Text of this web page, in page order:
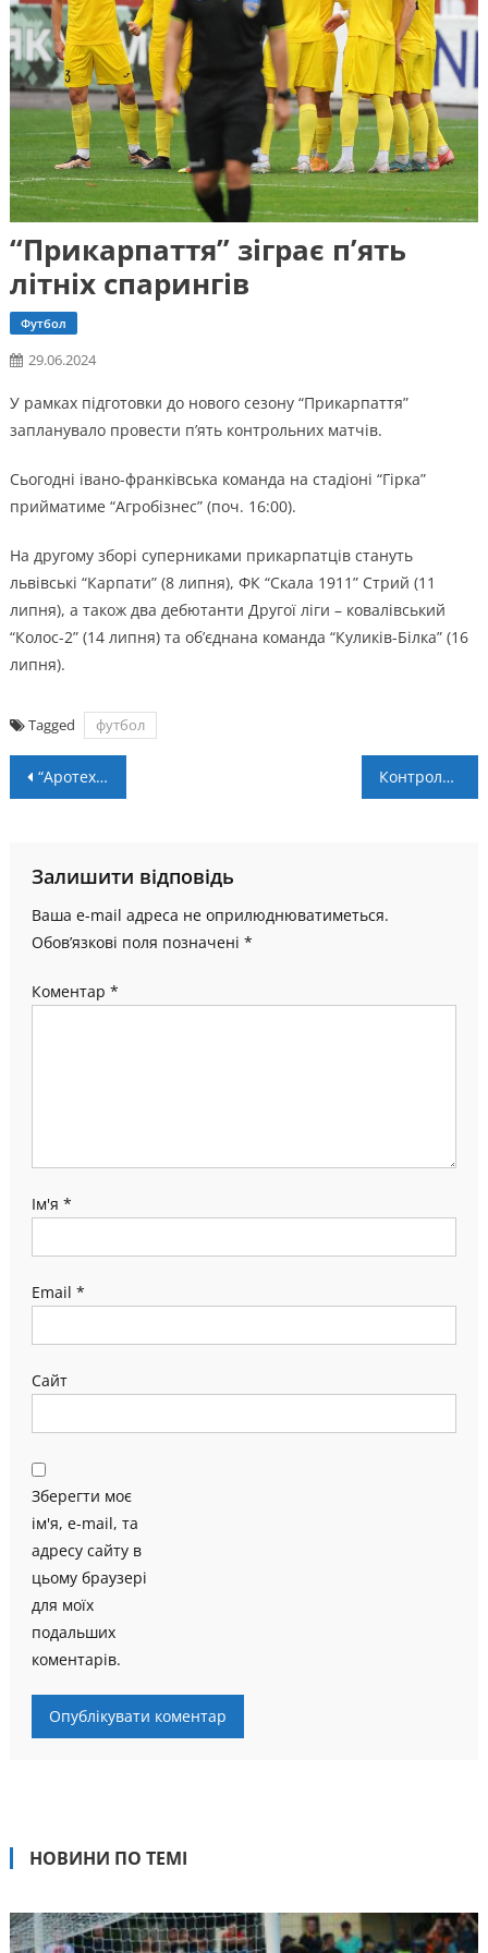
“Прикарпаття” зіграє п’ять
літніх спарингів
Футбол
29.06.2024
У рамках підготовки до нового сезону “Прикарпаття”
запланувало провести п’ять контрольних матчів.
Сьогодні івано-франківська команда на стадіоні “Гірка”
прийматиме “Агробізнес” (поч. 16:00).
На другому зборі суперниками прикарпатців стануть
львівські “Карпати” (8 липня), ФК “Скала 1911” Стрий (11
липня), а також два дебютанти Другої ліги – ковалівський
“Колос-2” (14 липня) та об’єднана команда “Куликів-Білка” (16
липня).
Tagged футбол
Навігація
“Аротех” – НК “Пробій”: пряма трансляція фіналу чемпіонату ААФУ Контрольний матч. “Прикарпаття” – “Агробізнес” – 1:3
Залишити відповідь
Ваша e-mail адреса не оприлюднюватиметься.
Обов’язкові поля позначені *
Коментар *
Ім'я *
Email *
Сайт
Зберегти моє
ім'я, e-mail, та
адресу сайту в
цьому браузері
для моїх
подальших
коментарів.
НОВИНИ ПО ТЕМІ